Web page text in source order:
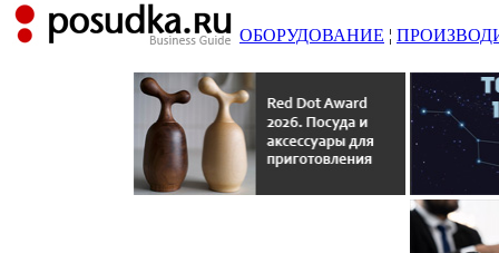
ОБОРУДОВАНИЕ ¦